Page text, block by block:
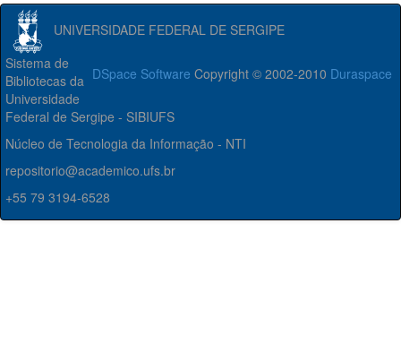
UNIVERSIDADE FEDERAL DE SERGIPE
DSpace Software Copyright © 2002-2010 Duraspace
Sistema de
Bibliotecas da
Universidade
Federal de Sergipe - SIBIUFS
Núcleo de Tecnologia da Informação - NTI
repositorio@academico.ufs.br
+55 79 3194-6528